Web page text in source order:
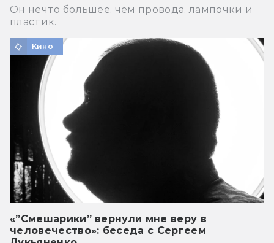
Он нечто большее, чем провода, лампочки и
пластик.
Кино
«”Смешарики” вернули мне веру в
человечество»: беседа с Сергеем